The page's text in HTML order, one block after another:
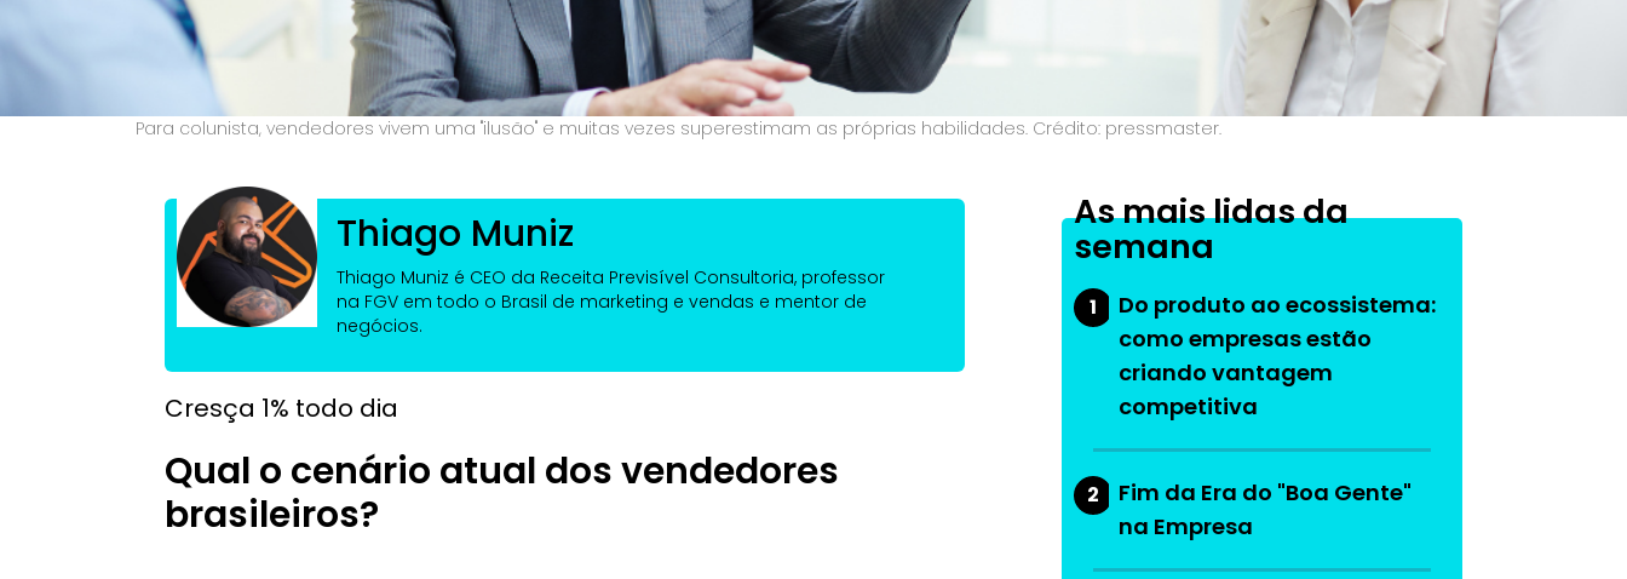
Para colunista, vendedores vivem uma "ilusão" e muitas vezes superestimam as próprias habilidades. Crédito: pressmaster.
Thiago Muniz
Thiago Muniz é CEO da Receita Previsível Consultoria, professor
na FGV em todo o Brasil de marketing e vendas e mentor de
negócios.
Cresça 1% todo dia
Qual o cenário atual dos vendedores
brasileiros?
As mais lidas da
semana
1
Do produto ao ecossistema:
como empresas estão
criando vantagem
competitiva
2
Fim da Era do "Boa Gente"
na Empresa